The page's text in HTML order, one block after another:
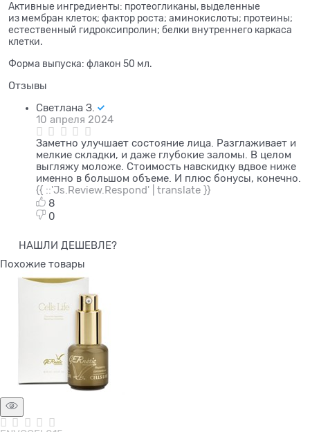
Активные ингредиенты: протеогликаны, выделенные
из мембран клеток; фактор роста; аминокислоты; протеины;
естественный гидроксипролин; белки внутреннего каркаса
клетки.
Форма выпуска: флакон 50 мл.
Отзывы
Светлана З.
10 апреля 2024
Заметно улучшает состояние лица. Разглаживает и
мелкие складки, и даже глубокие заломы. В целом
выгляжу моложе. Стоимость навскидку вдвое ниже
именно в большом объеме. И плюс бонусы, конечно.
{{ ::'Js.Review.Respond' | translate }}
8
0
НАШЛИ ДЕШЕВЛЕ?
Похожие товары